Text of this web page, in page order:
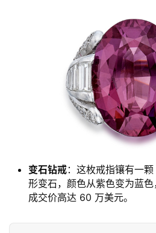
变石钻戒：这枚戒指镶有一
形变石，颜色从紫色变为蓝
成交价高达 60 万美元。